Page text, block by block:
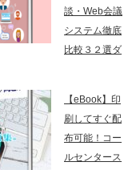
談・Web会議
システム徹底
比較３２選ダ
【eBook】印
刷してすぐ配
布可能！コー
ルセンタース